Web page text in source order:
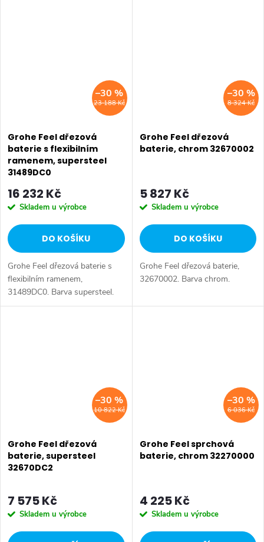
23 188 Kč
–30 %
Grohe Feel dřezová
baterie s flexibilním
ramenem, supersteel
31489DC0
16 232 Kč
Skladem u výrobce
DO KOŠÍKU
Grohe Feel dřezová baterie s
flexibilním ramenem,
31489DC0. Barva supersteel.
8 324 Kč
–30 %
Grohe Feel dřezová
baterie, chrom 32670002
5 827 Kč
Skladem u výrobce
DO KOŠÍKU
Grohe Feel dřezová baterie,
32670002. Barva chrom.
10 822 Kč
–30 %
Grohe Feel dřezová
baterie, supersteel
32670DC2
7 575 Kč
Skladem u výrobce
6 036 Kč
–30 %
Grohe Feel sprchová
baterie, chrom 32270000
4 225 Kč
Skladem u výrobce